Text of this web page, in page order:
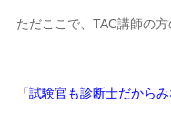
ただここで、TAC講師の
「試験官も診断士だから